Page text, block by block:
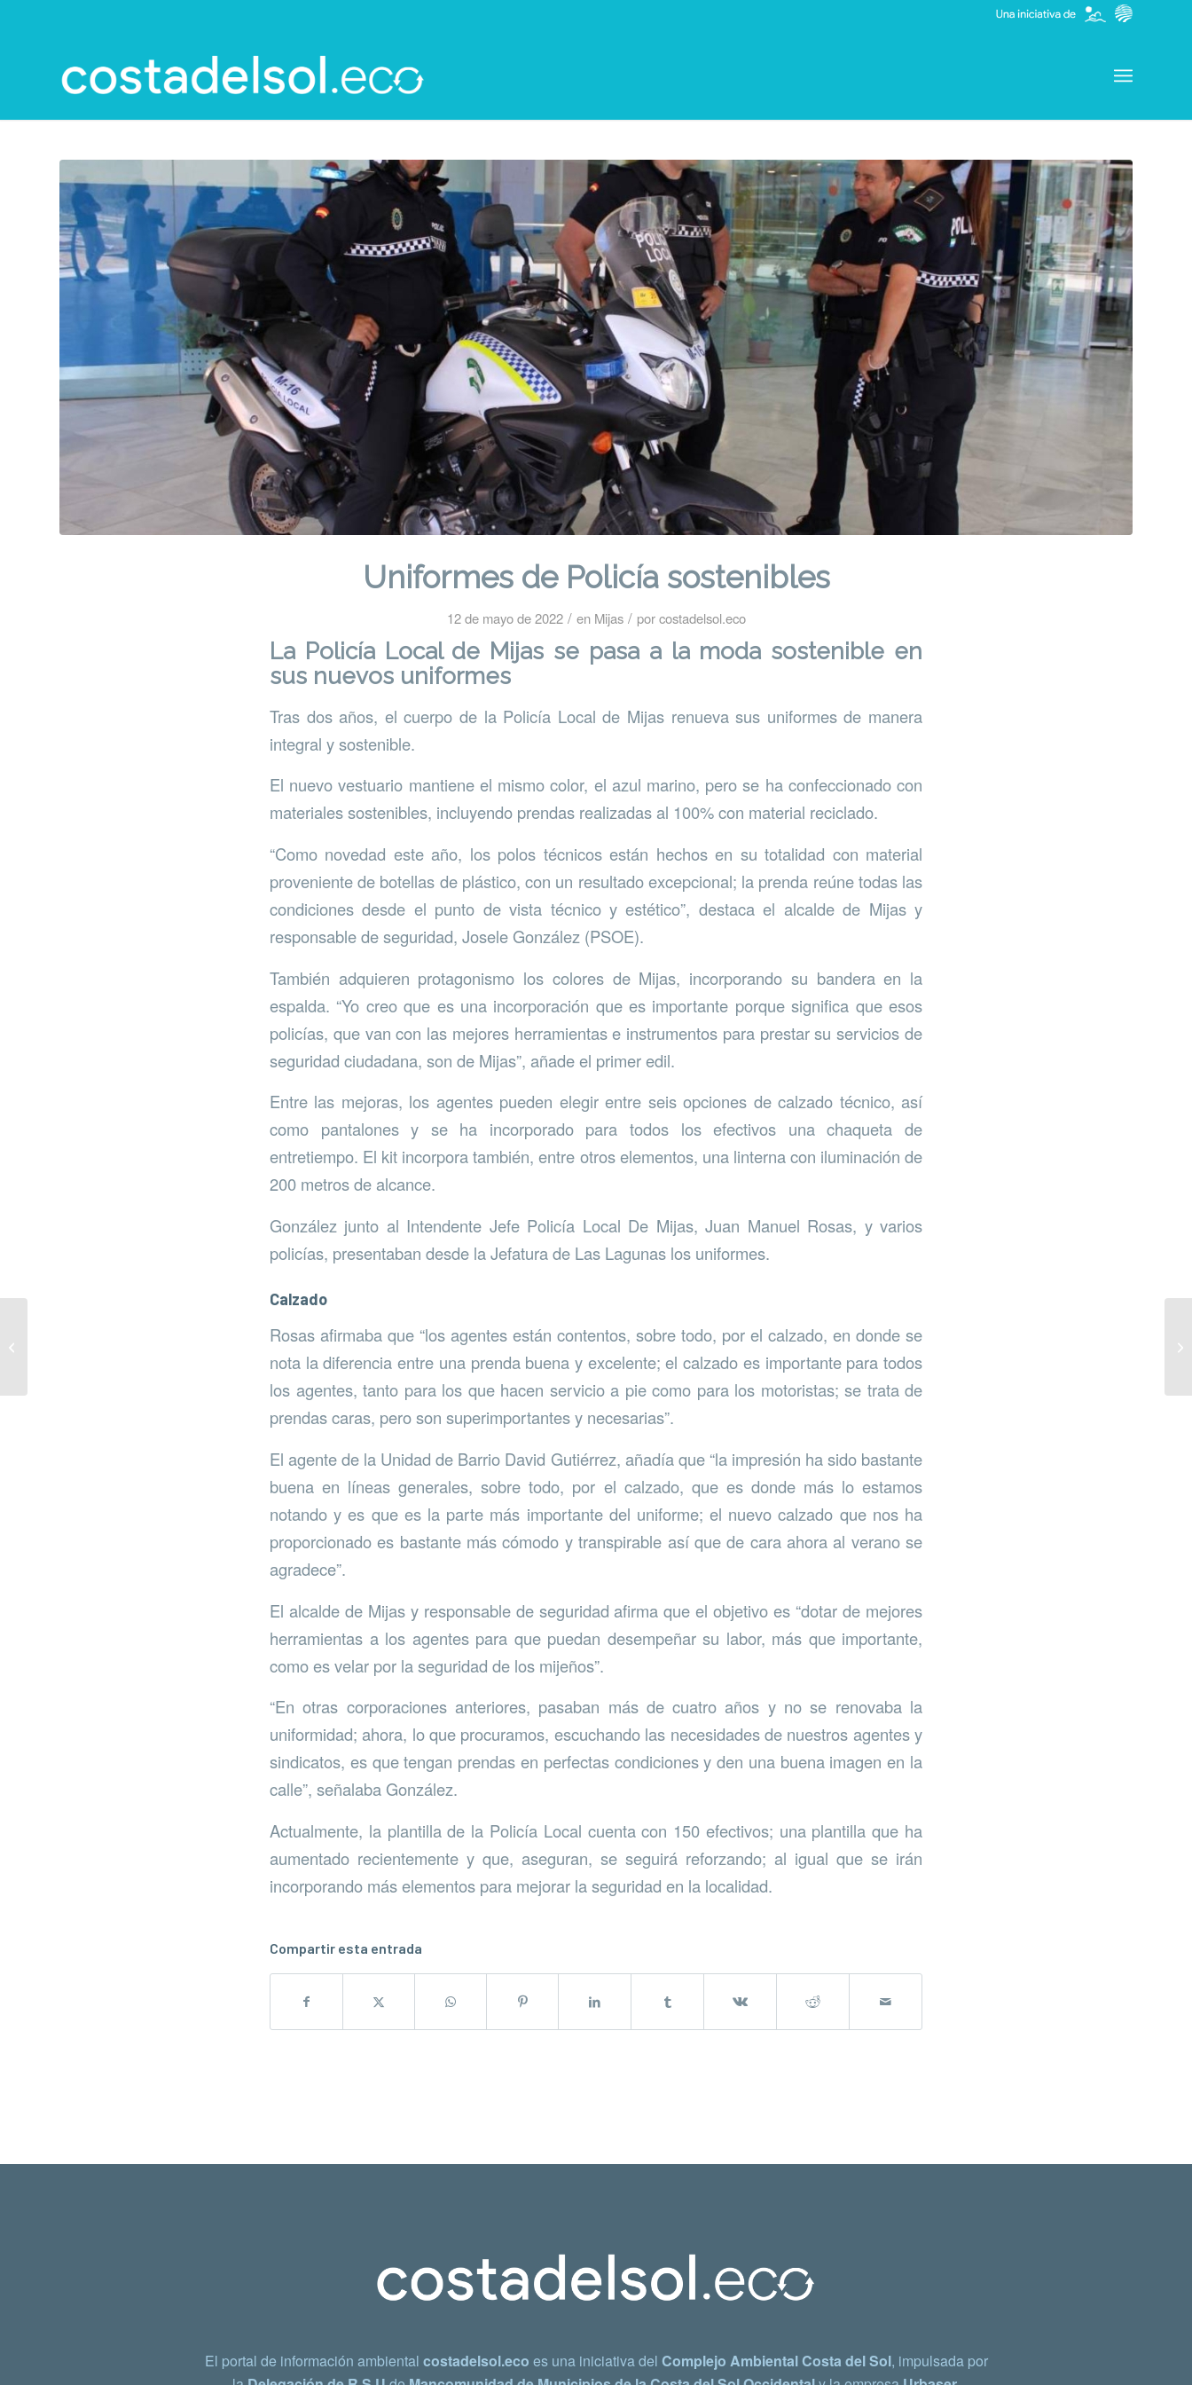
Uniformes de Policía sostenibles
12 de mayo de 2022 / en Mijas / porcostadelsol.eco
La Policía Local de Mijas se pasa a la moda sostenible en
sus nuevos uniformes
Tras dos años, el cuerpo de la Policía Local de Mijas renueva sus uniformes de manera
integral y sostenible.
El nuevo vestuario mantiene el mismo color, el azul marino, pero se ha confeccionado con
materiales sostenibles, incluyendo prendas realizadas al 100% con material reciclado.
“Como novedad este año, los polos técnicos están hechos en su totalidad con material
proveniente de botellas de plástico, con un resultado excepcional; la prenda reúne todas las
condiciones desde el punto de vista técnico y estético”, destaca el alcalde de Mijas y
responsable de seguridad, Josele González (PSOE).
También adquieren protagonismo los colores de Mijas, incorporando su bandera en la
espalda. “Yo creo que es una incorporación que es importante porque significa que esos
policías, que van con las mejores herramientas e instrumentos para prestar su servicios de
seguridad ciudadana, son de Mijas”, añade el primer edil.
Entre las mejoras, los agentes pueden elegir entre seis opciones de calzado técnico, así
como pantalones y se ha incorporado para todos los efectivos una chaqueta de
entretiempo. El kit incorpora también, entre otros elementos, una linterna con iluminación de
200 metros de alcance.
González junto al Intendente Jefe Policía Local De Mijas, Juan Manuel Rosas, y varios
policías, presentaban desde la Jefatura de Las Lagunas los uniformes.
Calzado
Rosas afirmaba que “los agentes están contentos, sobre todo, por el calzado, en donde se
nota la diferencia entre una prenda buena y excelente; el calzado es importante para todos
los agentes, tanto para los que hacen servicio a pie como para los motoristas; se trata de
prendas caras, pero son superimportantes y necesarias”.
El agente de la Unidad de Barrio David Gutiérrez, añadía que “la impresión ha sido bastante
buena en líneas generales, sobre todo, por el calzado, que es donde más lo estamos
notando y es que es la parte más importante del uniforme; el nuevo calzado que nos ha
proporcionado es bastante más cómodo y transpirable así que de cara ahora al verano se
agradece”.
El alcalde de Mijas y responsable de seguridad afirma que el objetivo es “dotar de mejores
herramientas a los agentes para que puedan desempeñar su labor, más que importante,
como es velar por la seguridad de los mijeños”.
“En otras corporaciones anteriores, pasaban más de cuatro años y no se renovaba la
uniformidad; ahora, lo que procuramos, escuchando las necesidades de nuestros agentes y
sindicatos, es que tengan prendas en perfectas condiciones y den una buena imagen en la
calle”, señalaba González.
Actualmente, la plantilla de la Policía Local cuenta con 150 efectivos; una plantilla que ha
aumentado recientemente y que, aseguran, se seguirá reforzando; al igual que se irán
incorporando más elementos para mejorar la seguridad en la localidad.
Compartir esta entrada
El portal de información ambiental costadelsol.eco es una iniciativa del Complejo Ambiental Costa del Sol, impulsada por